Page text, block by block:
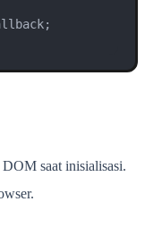
saat inisialisasi.